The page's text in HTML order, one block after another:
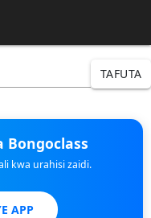
TAFUTA
Bongoclass
kwa urahisi zaidi.
APP